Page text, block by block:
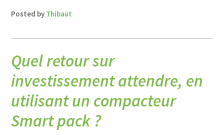
Posted by Thibaut
Quel retour sur
investissement attendre, en
utilisant un compacteur
Smart pack ?